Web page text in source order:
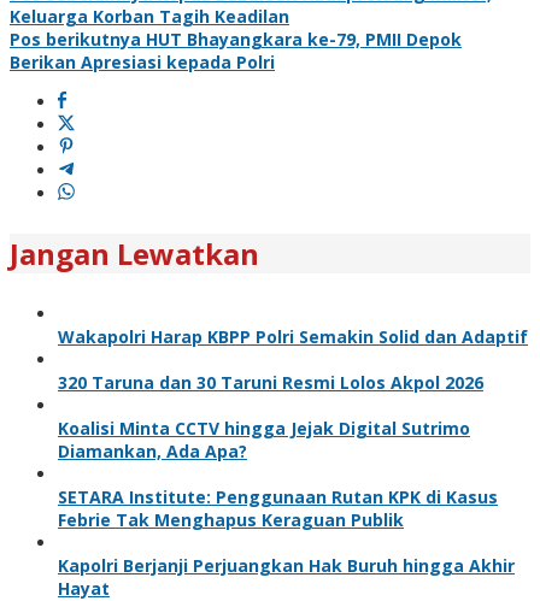
Keluarga Korban Tagih Keadilan
Pos berikutnya HUT Bhayangkara ke-79, PMII Depok
Berikan Apresiasi kepada Polri
Jangan Lewatkan
Wakapolri Harap KBPP Polri Semakin Solid dan Adaptif
320 Taruna dan 30 Taruni Resmi Lolos Akpol 2026
Koalisi Minta CCTV hingga Jejak Digital Sutrimo
Diamankan, Ada Apa?
SETARA Institute: Penggunaan Rutan KPK di Kasus
Febrie Tak Menghapus Keraguan Publik
Kapolri Berjanji Perjuangkan Hak Buruh hingga Akhir
Hayat